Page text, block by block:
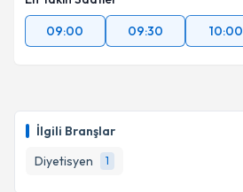
İlgili Branşlar
Diyetisyen
1
09:00
09:30 10:00